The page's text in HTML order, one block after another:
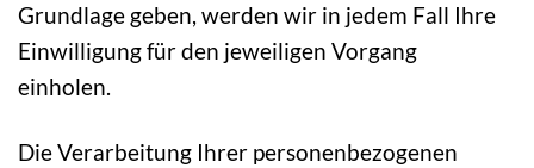
Grundlage geben, werden wir in jedem Fall Ihre
Einwilligung für den jeweiligen Vorgang
einholen.
Die Verarbeitung Ihrer personenbezogenen